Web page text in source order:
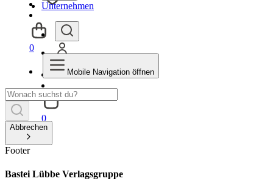
Unternehmen
0
0
Mobile Navigation öffnen
Abbrechen
Footer
Bastei Lübbe Verlagsgruppe